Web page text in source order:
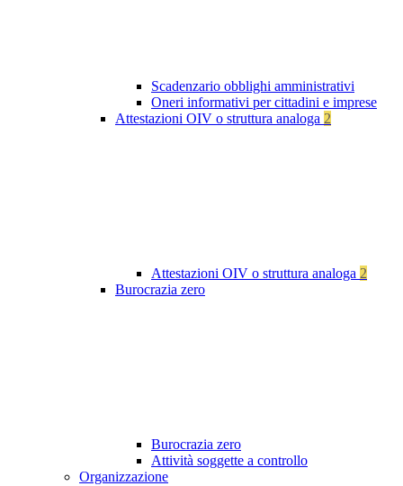
Scadenzario obblighi amministrativi
Oneri informativi per cittadini e imprese
Attestazioni OIV o struttura analoga 2
Attestazioni OIV o struttura analoga 2
Burocrazia zero
Burocrazia zero
Attività soggette a controllo
Organizzazione